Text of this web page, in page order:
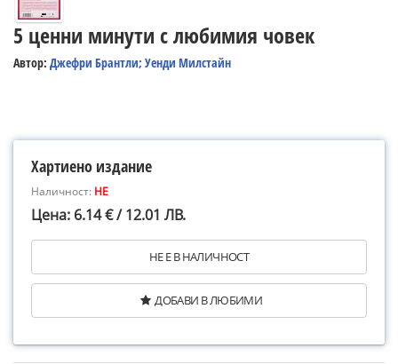
5 ценни минути с любимия човек
Автор: Джефри Брантли; Уенди Милстайн
Хартиено издание
Наличност: НЕ
Цена: 6.14 € / 12.01 ЛВ.
НЕ Е В НАЛИЧНОСТ
ДОБАВИ В ЛЮБИМИ